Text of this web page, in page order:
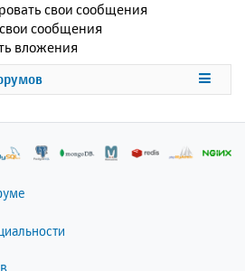
свои сообщения
сообщения
вложения